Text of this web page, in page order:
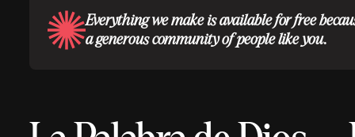
Everything we make is available for free
a generous community of people like you.